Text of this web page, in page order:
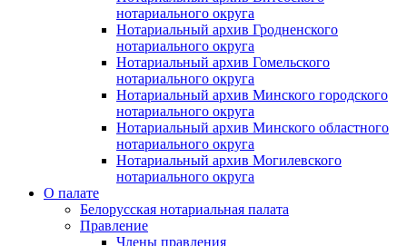
нотариального округа
Нотариальный архив Гродненского
нотариального округа
Нотариальный архив Гомельского
нотариального округа
Нотариальный архив Минского городского
нотариального округа
Нотариальный архив Минского областного
нотариального округа
Нотариальный архив Могилевского
нотариального округа
О палате
Белорусская нотариальная палата
Правление
Члены правления